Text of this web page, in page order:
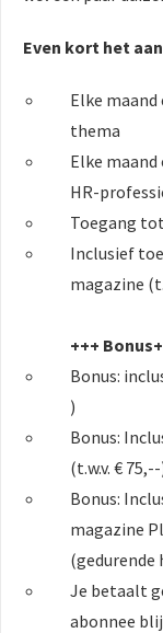
Even kort het
Elke maand
thema
Elke
HR-
Toegang
Inclusief
magazine
+++
Bonus:
)
Bonus:
(t.w.v. €
Bonus:
magazine
(gedurende
Je betaalt
abonnee